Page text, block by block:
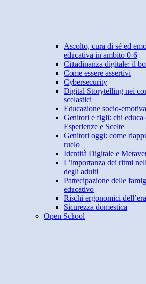
Ascolto, cura di sé ed
educativa in ambito 0-6
Cittadinanza digitale: il
Come essere assertivi
Cybersecurity
Digital Storytelling nei
scolastici
Educazione socio-emotiva
Genitori e figli: chi educa
Esperienze e Scelte
Genitori oggi: come
ruolo
Identità Digitale e
L’importanza dei ritmi
degli adulti
Partecipazione delle
educativo
Rischi ergonomici
Sicurezza domestica
Open School